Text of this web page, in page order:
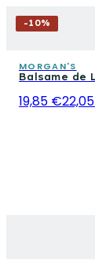
-10%
MORGAN'S
Balsame de
19,85 €